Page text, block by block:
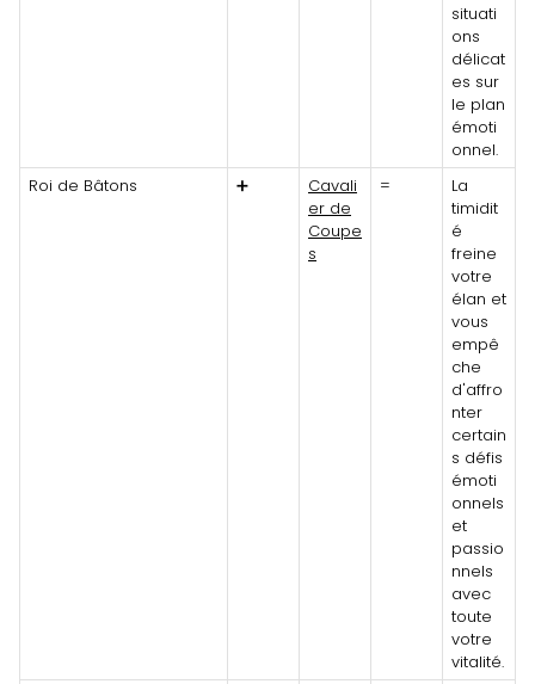
situati
ons
délicat
es sur
le plan
émoti
onnel.
Roi de Bâtons
➕
Cavali
er de
Coupe
s
=
La
timidit
é
freine
votre
élan et
vous
empê
che
d'affro
nter
certain
s défis
émoti
onnels
et
passio
nnels
avec
toute
votre
vitalité.